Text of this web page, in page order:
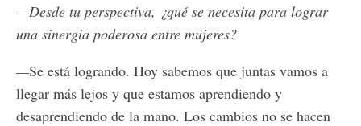
—Desde tu perspectiva, ¿qué se necesita para lograr
una sinergia poderosa entre mujeres?
—Se está logrando. Hoy sabemos que juntas vamos a
llegar más lejos y que estamos aprendiendo y
desaprendiendo de la mano. Los cambios no se hacen